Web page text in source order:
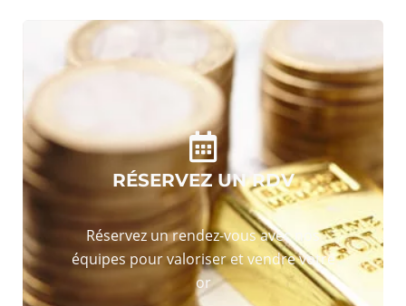
RÉSERVEZ UN RDV
Réservez un rendez-vous avec nos
équipes pour valoriser et vendre votre
or